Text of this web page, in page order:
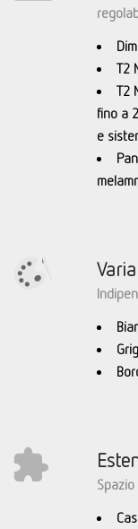
T2
T2
fino a
e